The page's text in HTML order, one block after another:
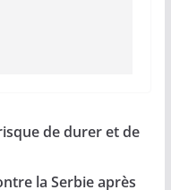
de durer et de
la Serbie après